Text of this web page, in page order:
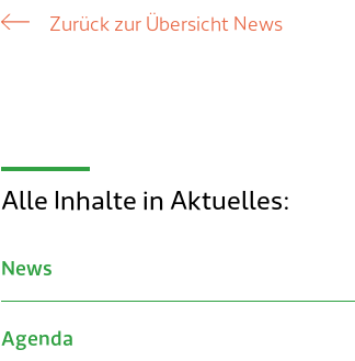
Zurück zur Übersicht News
Alle Inhalte in Aktuelles:
News
Agenda